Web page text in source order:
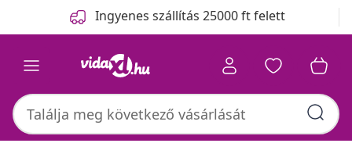
Ingyenes szállítás 25000 ft felett